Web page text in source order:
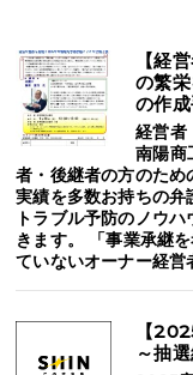
【経
の繁
の作
経営者
南陽商
者・後継者の方のため
実績を多数お持ちの弁
トラブル予防のノウ
きます。 「事業承継
ていないオーナー経
【
～抽